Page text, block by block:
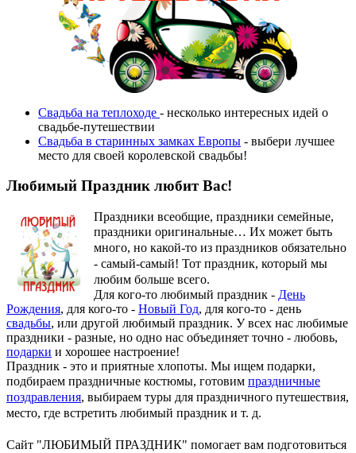
Свадьба на теплоходе - несколько интересных идей о
свадьбе-путешествии
Свадьба в старинных замках Европы - выбери лучшее
место для своей королевской свадьбы!
Любимый Праздник любит Вас!
Праздники всеобщие, праздники семейные,
праздники оригинальные… Их может быть
много, но какой-то из праздников обязательно
- самый-самый! Тот праздник, который мы
любим больше всего.
Для кого-то любимый праздник - День
Рождения, для кого-то - Новый Год, для кого-то - день
свадьбы, или другой любимый праздник. У всех нас любимые
праздники - разные, но одно нас объединяет точно - любовь,
подарки и хорошее настроение!
Праздник - это и приятные хлопоты. Мы ищем подарки,
подбираем праздничные костюмы, готовим праздничные
поздравления, выбираем туры для праздничного путешествия,
место, где встретить любимый праздник и т. д.
Сайт "ЛЮБИМЫЙ ПРАЗДНИК" помогает вам подготовиться